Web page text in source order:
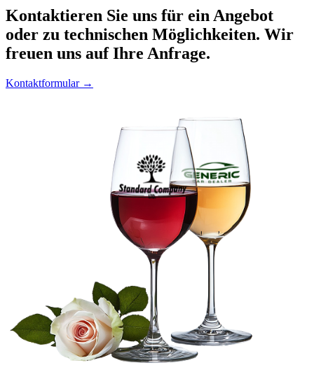
Kontaktieren Sie uns für ein Angebot
oder zu technischen Möglichkeiten. Wir
freuen uns auf Ihre Anfrage.
Kontaktformular →